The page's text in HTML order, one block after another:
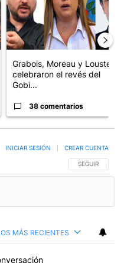
Grabois, Moreau y Lousteau
celebraron el revés del
Gobi...
38 comentarios
SIGA ESTA
SEGUIR
INICIAR SESIÓN CREAR CUENTA
MÁS RECIENTES